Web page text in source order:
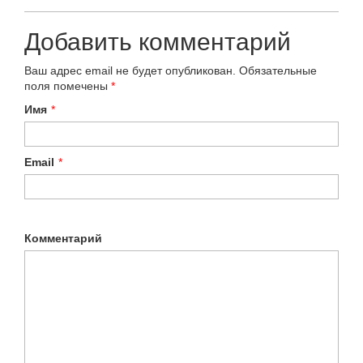
Добавить комментарий
Ваш адрес email не будет опубликован. Обязательные
поля помечены *
Имя *
Email *
Комментарий